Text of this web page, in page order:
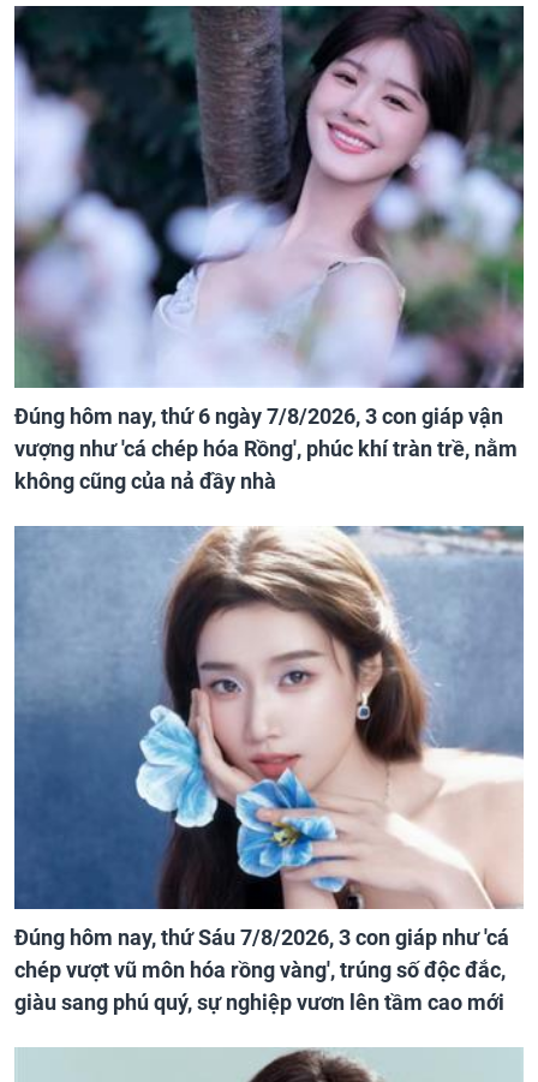
Đúng hôm nay, thứ 6 ngày 7/8/2026, 3 con giáp vận
vượng như 'cá chép hóa Rồng', phúc khí tràn trề, nằm
không cũng của nả đầy nhà
Đúng hôm nay, thứ Sáu 7/8/2026, 3 con giáp như 'cá
chép vượt vũ môn hóa rồng vàng', trúng số độc đắc,
giàu sang phú quý, sự nghiệp vươn lên tầm cao mới